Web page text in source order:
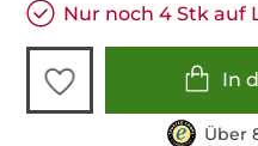
Nur noch 4 Stk auf
In
Über